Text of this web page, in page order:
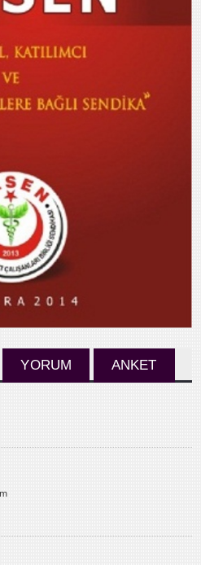
YORUM ANKET